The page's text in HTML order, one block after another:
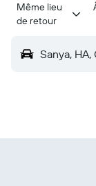
Même lieu
de retour
Sanya, HA,